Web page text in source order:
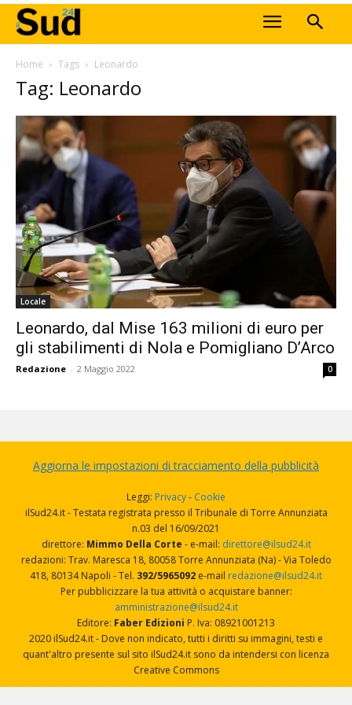
Home Tags Leonardo
Tag: Leonardo
Locale
Leonardo, dal Mise 163 milioni di euro per
gli stabilimenti di Nola e Pomigliano D’Arco
Redazione - 2 Maggio 2022 0
Aggiorna le impostazioni di tracciamento della pubblicità
Leggi: Privacy- Cookie
ilSud24.it - Testata registrata presso il Tribunale di Torre Annunziata
n.03 del 16/09/2021
direttore: Mimmo Della Corte - e-mail: direttore@ilsud24.it
redazioni: Trav. Maresca 18, 80058 Torre Annunziata (Na) - Via Toledo
418, 80134 Napoli - Tel. 392/5965092 e-mail redazione@ilsud24.it
Per pubblicizzare la tua attività o acquistare banner:
amministrazione@ilsud24.it
Editore: Faber Edizioni P. Iva: 08921001213
2020 ilSud24.it - Dove non indicato, tutti i diritti su immagini, testi e
quant'altro presente sul sito ilSud24.it sono da intendersi con licenza
Creative Commons